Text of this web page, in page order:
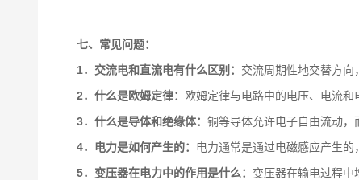
七、常见问题：
1．交流电和直流电有什么区别： 交流周期性地交替方向
2．什么是欧姆定律：
欧姆定律与电路中的电压、电流和
3．什么是导体和绝缘体： 铜等导体允许电子自由流动，
4．电力是如何产生的： 电力通常是通过电磁感应产生的
5．变压器在电力中的作用是什么： 变压器在输电过程中